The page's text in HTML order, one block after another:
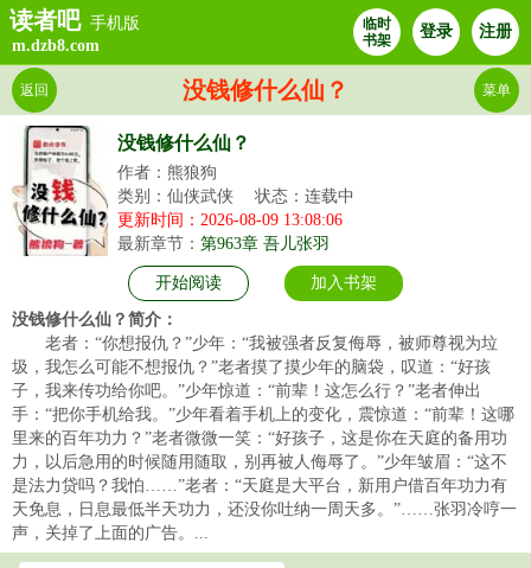
读者吧 手机版
m.dzb8.com
临时
书架
登录 注册
没钱修什么仙？
返回 菜单
没钱修什么仙？
作者：熊狼狗
类别：仙侠武侠
状态：连载中
更新时间：2026-08-09 13:08:06
最新章节： 第963章 吾儿张羽
开始阅读 加入书架
没钱修什么仙？简介：
老者：“你想报仇？”少年：“我被强者反复侮辱，被师尊视为垃
圾，我怎么可能不想报仇？”老者摸了摸少年的脑袋，叹道：“好孩
子，我来传功给你吧。”少年惊道：“前辈！这怎么行？”老者伸出
手：“把你手机给我。”少年看着手机上的变化，震惊道：“前辈！这哪
里来的百年功力？”老者微微一笑：“好孩子，这是你在天庭的备用功
力，以后急用的时候随用随取，别再被人侮辱了。”少年皱眉：“这不
是法力贷吗？我怕……”老者：“天庭是大平台，新用户借百年功力有
天免息，日息最低半天功力，还没你吐纳一周天多。”……张羽冷哼一
声，关掉了上面的广告。...